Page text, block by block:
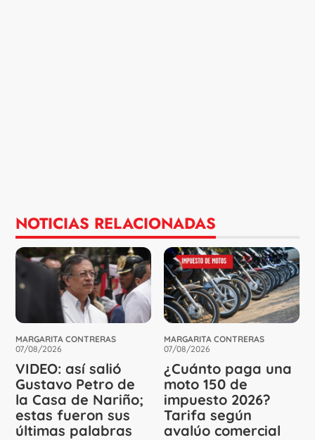
NOTICIAS RELACIONADAS
MARGARITA CONTRERAS
07/08/2026
VIDEO: así salió
Gustavo Petro de
la Casa de Nariño;
estas fueron sus
últimas palabras
MARGARITA CONTRERAS
07/08/2026
¿Cuánto paga una
moto 150 de
impuesto 2026?
Tarifa según
avalúo comercial